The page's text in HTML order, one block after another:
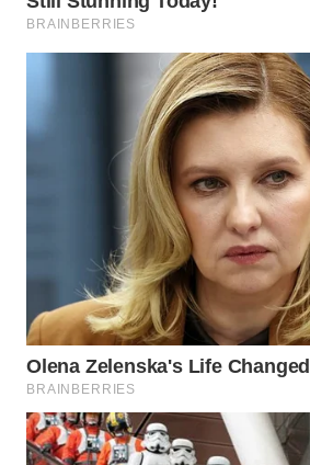
LANGKAT
KARO
SIMALUNGUN
WN
LABUHANBATU